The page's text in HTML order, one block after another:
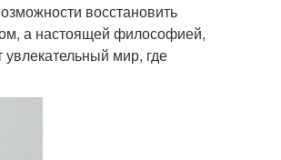
восстановить
а настоящей философией,
мир, где